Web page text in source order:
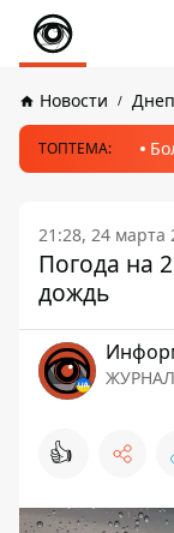
Новости
ТОПТЕМА:
21:28, 24 марта
Погода на
дождь
👍